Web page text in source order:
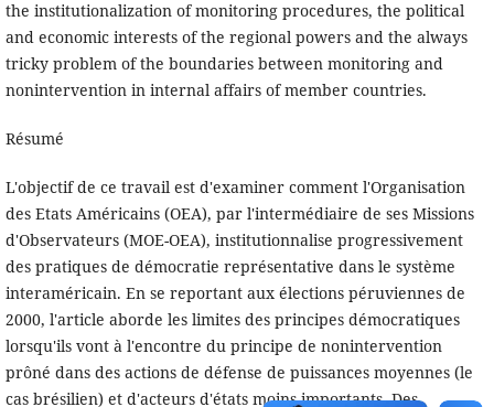
the institutionalization of monitoring procedures, the political
and economic interests of the regional powers and the always
tricky problem of the boundaries between monitoring and
nonintervention in internal affairs of member countries.
Résumé
L'objectif de ce travail est d'examiner comment l'Organisation
des Etats Américains (OEA), par l'intermédiaire de ses Missions
d'Observateurs (MOE-OEA), institutionnalise progressivement
des pratiques de démocratie représentative dans le système
interaméricain. En se reportant aux élections péruviennes de
2000, l'article aborde les limites des principes démocratiques
lorsqu'ils vont à l'encontre du principe de nonintervention
prôné dans des actions de défense de puissances moyennes (le
cas brésilien) et d'acteurs d'états moins importants. Des